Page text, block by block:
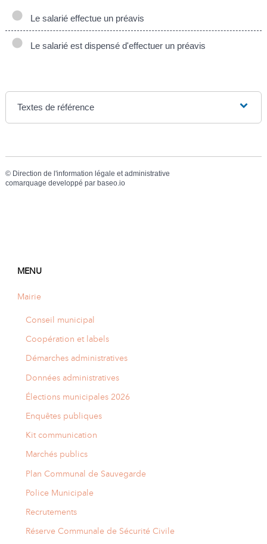
Le salarié effectue un préavis
Le salarié est dispensé d'effectuer un préavis
Textes de référence
© Direction de l'information légale et administrative
comarquage developpé par baseo.io
MENU
Mairie
Conseil municipal
Coopération et labels
Démarches administratives
Données administratives
Élections municipales 2026
Enquêtes publiques
Kit communication
Marchés publics
Plan Communal de Sauvegarde
Police Municipale
Recrutements
Réserve Communale de Sécurité Civile